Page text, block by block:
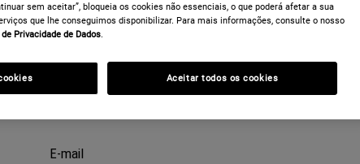
INSIRA O E-MAIL
E-mail
sem aceitar”, bloqueia os cookies não essenciais, o que poderá afetar a sua
que lhe conseguimos disponibilizar. Para mais informações, consulte o nosso
Privacidade de Dados.
Aceitar todos os cookies